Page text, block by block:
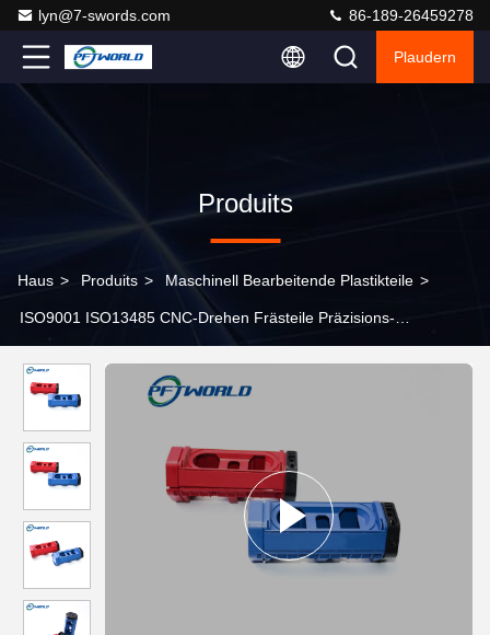
lyn@7-swords.com 86-189-26459278
Plaudern
Produits
Haus > Produits > Maschinell Bearbeitende Plastikteile >
ISO9001 ISO13485 CNC-Drehen Frästeile Präzisions-